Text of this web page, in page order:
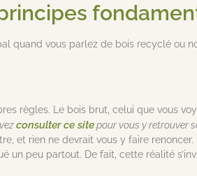
quand vous parlez de bois recyclé ou
règles. Le bois brut, celui que vous
consulter ce sitepour vous y retrouver
et rien ne devrait vous y faire renoncer.
un peu partout. De fait, cette réalité